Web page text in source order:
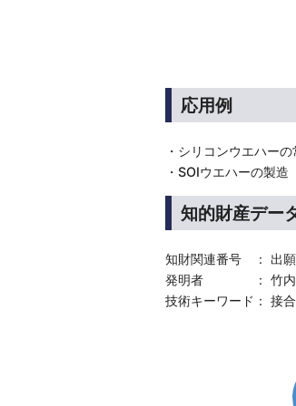
応用例
・シリコンウエハー
・SOIウエハーの製造
知的財産デー
知財関連番号 ： 出
発明者 ： 竹内
技術キーワード： 接